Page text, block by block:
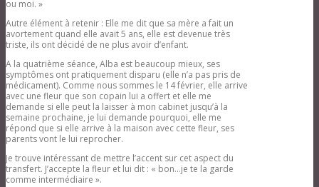
ou moi. »
Autre élément à retenir : Elle me dit que sa mère a fait un
avortement quand elle avait 5 ans, elle est devenue très
triste, ils ont décidé de ne plus avoir d’enfant.
A la quatrième séance, Alba est beaucoup mieux, ses
symptômes ont pratiquement disparu (elle n’a pas pris de
médicament). Comme nous sommes le 14 février, elle arrive
avec une fleur que son copain lui a offert et elle me
demande si elle peut la laisser à mon cabinet jusqu’à la
semaine prochaine, je lui demande pourquoi, elle me
répond que si elle arrive à la maison avec cette fleur, ses
parents vont le lui reprocher.
Je trouve intéressant de mettre l’accent sur cet aspect du
transfert. J’accepte la fleur et lui dit : « bon…je te la garde
comme intermédiaire ».